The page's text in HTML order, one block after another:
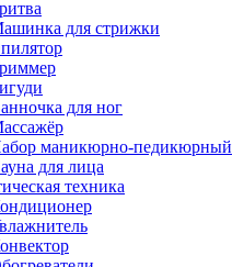
для стрижки
для ног
маникюрно-педикюрный
для лица
техника